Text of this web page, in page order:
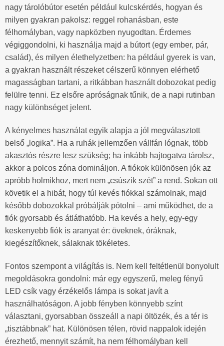
nagy tárolóbútor esetén például kulcskérdés, hogyan és
milyen gyakran pakolsz: reggel rohanásban, este
félhomályban, vagy napközben nyugodtan. Érdemes
végiggondolni, ki használja majd a bútort (egy ember, pár,
család), és milyen élethelyzetben: ha például gyerek is van,
a gyakran használt részeket célszerű könnyen elérhető
magasságban tartani, a ritkábban használt dobozokat pedig
felülre tenni. Ez elsőre apróságnak tűnik, de a napi rutinban
nagy különbséget jelent.
A kényelmes használat egyik alapja a jól megválasztott
belső „logika”. Ha a ruhák jellemzően vállfán lógnak, több
akasztós részre lesz szükség; ha inkább hajtogatva tárolsz,
akkor a polcos zóna domináljon. A fiókok különösen jók az
apróbb holmikhoz, mert nem „csúszik szét” a rend. Sokan ott
követik el a hibát, hogy túl kevés fiókkal számolnak, majd
később dobozokkal próbálják pótolni – ami működhet, de a
fiók gyorsabb és átláthatóbb. Ha kevés a hely, egy-egy
keskenyebb fiók is aranyat ér: öveknek, óráknak,
kiegészítőknek, sálaknak tökéletes.
Fontos szempont a világítás is. Nem kell feltétlenül bonyolult
megoldásokra gondolni: már egy egyszerű, meleg fényű
LED csík vagy érzékelős lámpa is sokat javít a
használhatóságon. A jobb fényben könnyebb színt
választani, gyorsabban összeáll a napi öltözék, és a tér is
„tisztábbnak” hat. Különösen télen, rövid nappalok idején
érezhető, mennyit számít, ha nem félhomályban kell